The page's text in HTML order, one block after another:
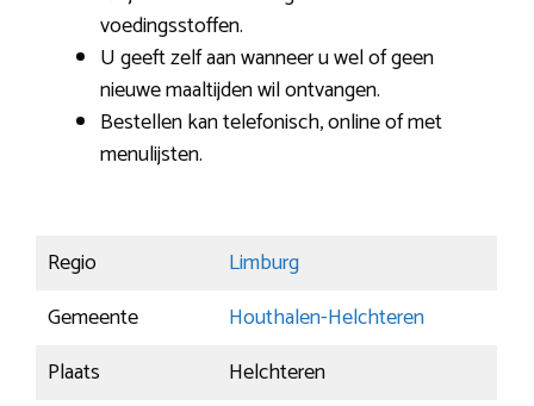
voedingsstoffen.
U geeft zelf aan wanneer u wel of geen
nieuwe maaltijden wil ontvangen.
Bestellen kan telefonisch, online of met
menulijsten.
Regio
Limburg
Gemeente
Houthalen-Helchteren
Plaats
Helchteren